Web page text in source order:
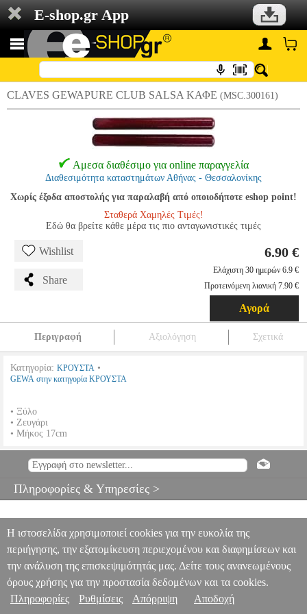
E-shop.gr App
CLAVES GEWAPURE CLUB SALSA ΚΑΦΕ (MSC.300161)
Αμεσα διαθέσιμο για online παραγγελία
Διαθεσιμότητα καταστημάτων Αθήνας - Θεσσαλονίκης
Χωρίς έξοδα αποστολής για παραλαβή από οποιοδήποτε eshop point!
Σταθερά Χαμηλές Τιμές!
Εδώ θα βρείτε κάθε μέρα τις πιο ανταγωνιστικές τιμές
Wishlist
Share
6.90 €
Ελάχιστη 30 ημερών 6.9 €
Προτεινόμενη λιανική 7.90 €
Αγορά
Περιγραφή Αξιολόγηση Σχετικά
Κατηγορία: ΚΡΟΥΣΤΑ •
GEWA στην κατηγορία ΚΡΟΥΣΤΑ
• Ξύλο
• Ζευγάρι
• Μήκος 17cm
MSC.300161 GEWA GEWA
Κατηγορία: ΚΡΟΥΣΤΑ
CLAVES GEWAPURE CLUB SALSA ΚΑΦΕ
Πληροφορίες & Υπηρεσίες >
Η ιστοσελίδα χρησιμοποιεί cookies για την ευκολία της
περιήγησης, την εξατομίκευση περιεχομένου και διαφημίσεων και
την ανάλυση της επισκεψιμότητάς μας. Δείτε τους ανανεωμένους
όρους χρήσης για την προστασία δεδομένων και τα cookies.
Πληροφορίες
Ρυθμίσεις Απόρριψη Αποδοχή